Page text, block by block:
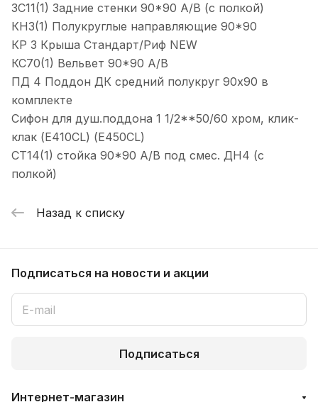
ЗС11(1) Задние стенки 90*90 А/В (с полкой)
КН3(1) Полукруглые направляющие 90*90
КР 3 Крыша Стандарт/Риф NEW
КС70(1) Вельвет 90*90 А/В
ПД 4 Поддон ДК средний полукруг 90х90 в
комплекте
Сифон для душ.поддона 1 1/2**50/60 хром, клик-
клак (Е410CL) (Е450CL)
СТ14(1) стойка 90*90 А/В под смес. ДН4 (с
полкой)
Назад к списку
Подписаться на новости и акции
Подписаться
Интернет-магазин